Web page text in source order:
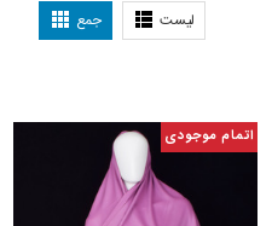
لیست جمع
اتمام موجودی